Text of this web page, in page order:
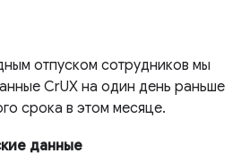
отпуском сотрудников мы
CrUX на один день раньше
срока в этом месяце.
данные